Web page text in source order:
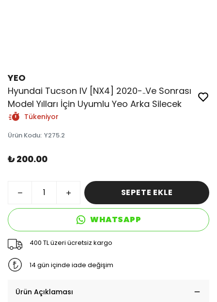
YEO
Hyundai Tucson IV [NX4] 2020-..Ve Sonrası
Model Yılları İçin Uyumlu Yeo Arka Silecek
Tükeniyor
Ürün Kodu: Y275.2
₺ 200.00
SEPETE EKLE
WHATSAPP
400 TL üzeri ücretsiz kargo
14 gün içinde iade değişim
Ürün Açıklaması